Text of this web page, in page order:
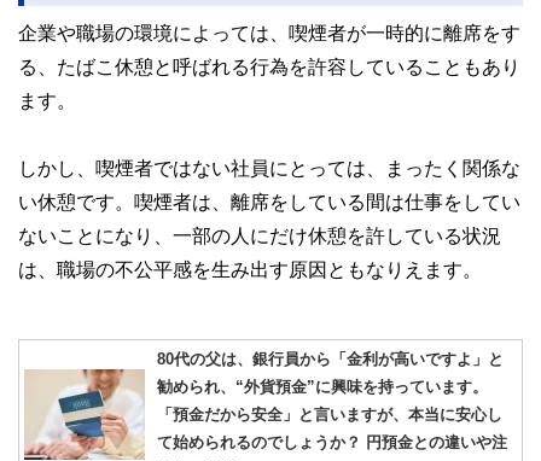
かしく感じられる年金や税金、相続、保険、ローンなどの話
をわかりやすく発信している点です。
な情報発信を実現しています。
私たちは、快適でより良い生活のアイデアを提供するお金の
コンシェルジュを目指します。
企業や職場の環境によっては、喫煙者が一時的に離席をす
る、たばこ休憩と呼ばれる行為を許容していることもあり
ます。
しかし、喫煙者ではない社員にとっては、まったく関係な
い休憩です。喫煙者は、離席をしている間は仕事をしてい
ないことになり、一部の人にだけ休憩を許している状況
は、職場の不公平感を生み出す原因ともなりえます。
80代の父は、銀行員から「金利が高いですよ」と
勧められ、“外貨預金”に興味を持っています。
「預金だから安全」と言いますが、本当に安心し
て始められるのでしょうか？ 円預金との違いや注